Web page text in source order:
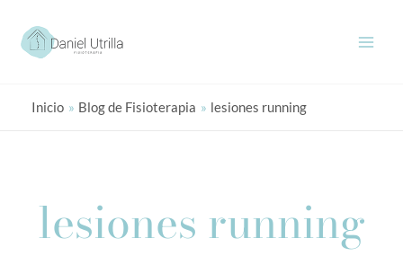
Inicio Blog de Fisioterapia lesiones running
lesiones running